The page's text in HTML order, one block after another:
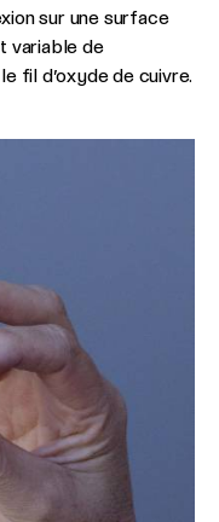
sur une surface
variable de
fil d’oxyde de cuivre.